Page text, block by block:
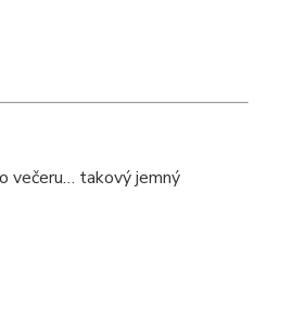
večeru… takový jemný